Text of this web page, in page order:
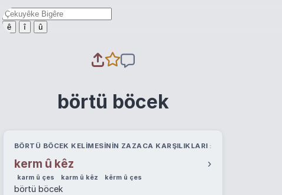
ê î û
börtü böcek
BÖRTÜ BÖCEK KELIMESININ ZAZACA KARŞILIKLARI
kerm û kêz ›
karm û çes karm û kêz kêrm û çes
börtü böcek